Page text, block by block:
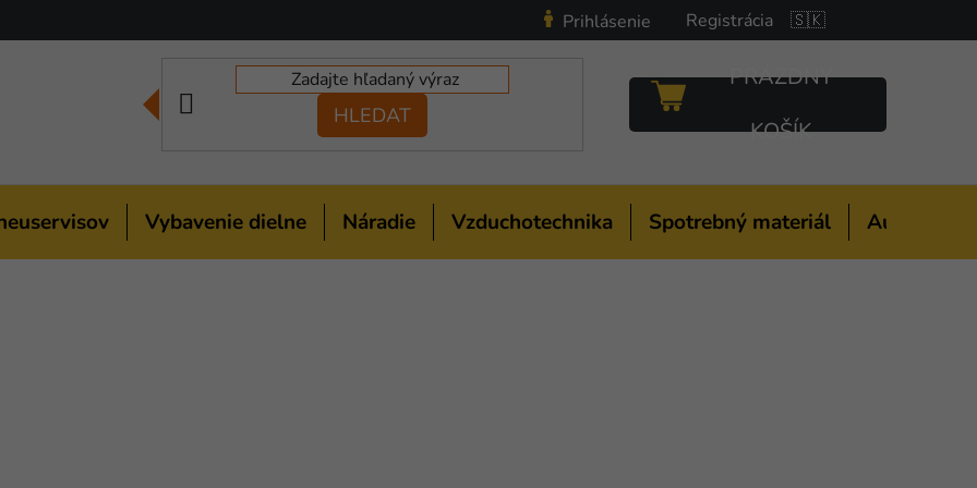
Prihlásenie Registrácia 🇸🇰
HLEDAT
NÁKUPNÝ
KOŠÍK
PRÁZDNY
KOŠÍK
Vybavenie dielne Náradie Vzduchotechnika Spotrebný materiál Auto-moto